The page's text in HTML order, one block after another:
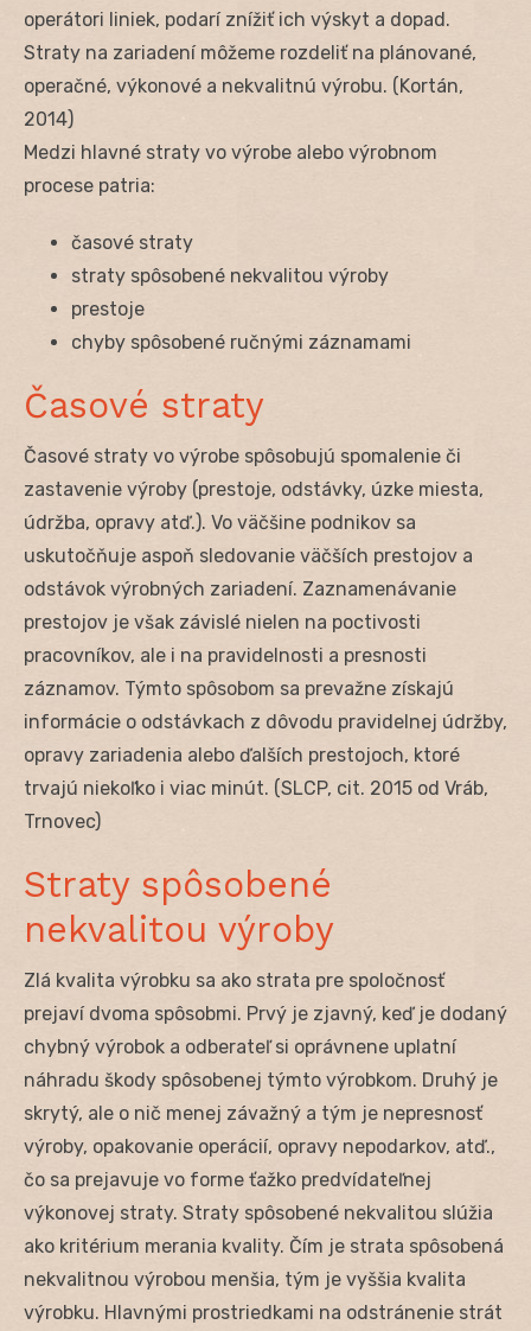
operátori liniek, podarí znížiť ich výskyt a dopad.
Straty na zariadení môžeme rozdeliť na plánované,
operačné, výkonové a nekvalitnú výrobu. (Kortán,
2014)
Medzi hlavné straty vo výrobe alebo výrobnom
procese patria:
časové straty
straty spôsobené nekvalitou výroby
prestoje
chyby spôsobené ručnými záznamami
Časové straty
Časové straty vo výrobe spôsobujú spomalenie či
zastavenie výroby (prestoje, odstávky, úzke miesta,
údržba, opravy atď.). Vo väčšine podnikov sa
uskutočňuje aspoň sledovanie väčších prestojov a
odstávok výrobných zariadení. Zaznamenávanie
prestojov je však závislé nielen na poctivosti
pracovníkov, ale i na pravidelnosti a presnosti
záznamov. Týmto spôsobom sa prevažne získajú
informácie o odstávkach z dôvodu pravidelnej údržby,
opravy zariadenia alebo ďalších prestojoch, ktoré
trvajú niekoľko i viac minút. (SLCP, cit. 2015 od Vráb,
Trnovec)
Straty spôsobené
nekvalitou výroby
Zlá kvalita výrobku sa ako strata pre spoločnosť
prejaví dvoma spôsobmi. Prvý je zjavný, keď je dodaný
chybný výrobok a odberateľ si oprávnene uplatní
náhradu škody spôsobenej týmto výrobkom. Druhý je
skrytý, ale o nič menej závažný a tým je nepresnosť
výroby, opakovanie operácií, opravy nepodarkov, atď.,
čo sa prejavuje vo forme ťažko predvídateľnej
výkonovej straty. Straty spôsobené nekvalitou slúžia
ako kritérium merania kvality. Čím je strata spôsobená
nekvalitnou výrobou menšia, tým je vyššia kvalita
výrobku. Hlavnými prostriedkami na odstránenie strát